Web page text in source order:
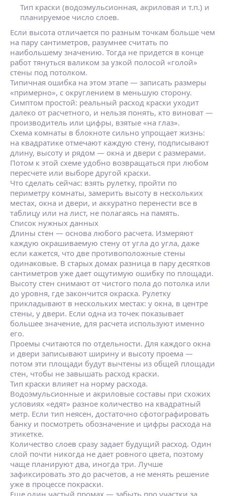
Тип краски (водоэмульсионная, акриловая и т.п.) и
планируемое число слоев.
Если высота отличается по разным точкам больше чем
на пару сантиметров, разумнее считать по
наибольшему значению. Тогда не придется в конце
работ тянуться валиком за узкой полосой «голой»
стены под потолком.
Типичная ошибка на этом этапе — записать размеры
«примерно», с округлением в меньшую сторону.
Симптом простой: реальный расход краски уходит
далеко от расчетного, и нельзя понять, кто виноват —
производитель или цифры, взятые «на глаз».
Схема комнаты в блокноте сильно упрощает жизнь:
на квадратике отмечают каждую стену, подписывают
длину, высоту и рядом — окна и двери с размерами.
Потом к этой схеме удобно возвращаться при любом
пересчете или выборе другой краски.
Что сделать сейчас: взять рулетку, пройти по
периметру комнаты, замерить высоту в нескольких
местах, окна и двери, и аккуратно перенести все в
таблицу или на лист, не полагаясь на память.
Список нужных данных
Длины стен — основа любого расчета. Измеряют
каждую окрашиваемую стену от угла до угла, даже
если кажется, что две противоположные стены
одинаковые. В старых домах разница в пару десятков
сантиметров уже дает ощутимую ошибку по площади.
Высоту стен снимают от чистого пола до потолка или
до уровня, где закончится окраска. Рулетку
прикладывают в нескольких местах: у окна, в центре
стены, у двери. Если одна из точек показывает
большее значение, для расчета используют именно
его.
Проемы считаются по отдельности. Для каждого окна
и двери записывают ширину и высоту проема —
потом эти площади будут вычтены из общей площади
стен, чтобы не завышать расход краски.
Тип краски влияет на норму расхода.
Водоэмульсионные и акриловые составы при схожих
условиях «едят» разное количество на квадратный
метр. Если тип неясен, достаточно сфотографировать
банку и посмотреть обозначение и цифры расхода на
этикетке.
Количество слоев сразу задает будущий расход. Один
слой почти никогда не дает ровного цвета, поэтому
чаще планируют два, иногда три. Лучше
зафиксировать это до расчетов, а не менять решение
уже в процессе покраски.
Еще один частый промах — забыть про участки за